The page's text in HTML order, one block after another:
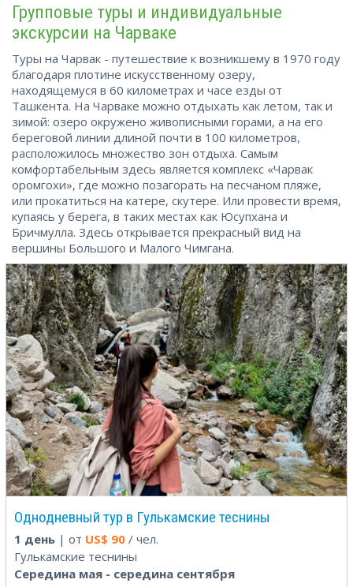
Групповые туры и индивидуальные
экскурсии на Чарваке
Туры на Чарвак - путешествие к возникшему в 1970 году
благодаря плотине искусственному озеру,
находящемуся в 60 километрах и часе езды от
Ташкента. На Чарваке можно отдыхать как летом, так и
зимой: озеро окружено живописными горами, а на его
береговой линии длиной почти в 100 километров,
расположилось множество зон отдыха. Самым
комфортабельным здесь является комплекс «Чарвак
оромгохи», где можно позагорать на песчаном пляже,
или прокатиться на катере, скутере. Или провести время,
купаясь у берега, в таких местах как Юсупхана и
Бричмулла. Здесь открывается прекрасный вид на
вершины Большого и Малого Чимгана.
Однодневный тур в Гулькамские теснины
1 день | от US$ 90 / чел.
Гулькамские теснины
Середина мая - середина сентября